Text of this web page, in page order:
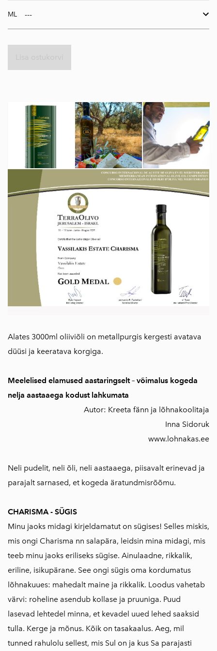
Alates 3000ml oliiviõli on metallpurgis kergesti avatava
düüsi ja keeratava korgiga.
Meelelised elamused aastaringselt – võimalus kogeda
nelja aastaaega kodust lahkumata
Autor: Kreeta fänn ja lõhnakoolitaja
Inna Sidoruk
www.lohnakas.ee
Neli pudelit, neli õli, neli aastaaega, piisavalt erinevad ja
parajalt sarnased, et kogeda äratundmisrõõmu.
CHARISMA - SÜGIS
Minu jaoks midagi kirjeldamatut on sügises! Selles miskis,
mis ongi Charisma nn salapära, leidsin mina midagi, mis
teeb minu jaoks eriliseks sügise. Ainulaadne, rikkalik,
eriline, isikupärane. See ongi sügis oma kordumatus
lõhnakuues: mahedalt maine ja rikkalik. Loodus vahetab
värvi: roheline asendub kollase ja pruuniga. Puud
lasevad lehtedel minna, et kevadel uued lehed saaksid
tulla. Kerge ja mõnus. Kõik on tasakaalus. Aeg, mil
tunned rahulolu sellest, mis Sul on ja kus Sa parajasti
ML